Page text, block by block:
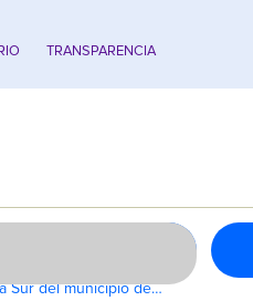
TRANSPARENCIA
Sur del municipio de…